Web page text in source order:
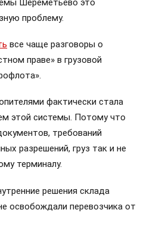
Шереметьево это
проблему.
все чаще разговоры о
праве» в грузовой
фактически стала
этой системы. Потому что
требований
разрешений, груз так и не
терминалу.
решения склада
освобождали перевозчика от